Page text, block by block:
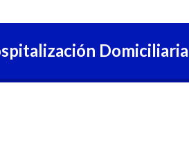
Domiciliaria